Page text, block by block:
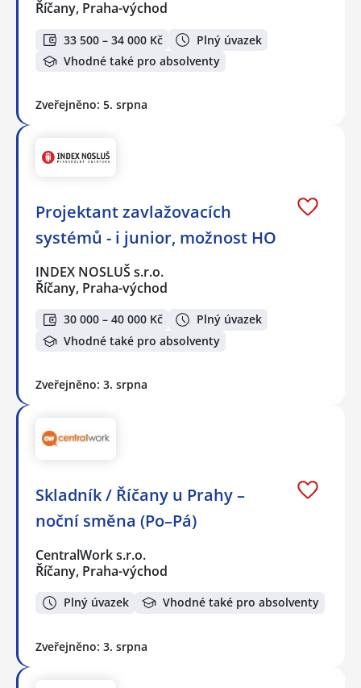
Říčany, Praha-východ
33 500 – 34 000 Kč
Plný úvazek
Vhodné také pro absolventy
Zveřejněno: 5. srpna
Projektant zavlažovacích
systémů - i junior, možnost HO
INDEX NOSLUŠ s.r.o.
Říčany, Praha-východ
30 000 – 40 000 Kč
Plný úvazek
Vhodné také pro absolventy
Zveřejněno: 3. srpna
Skladník / Říčany u Prahy –
noční směna (Po–Pá)
CentralWork s.r.o.
Říčany, Praha-východ
Plný úvazek Vhodné také pro absolventy
Zveřejněno: 3. srpna